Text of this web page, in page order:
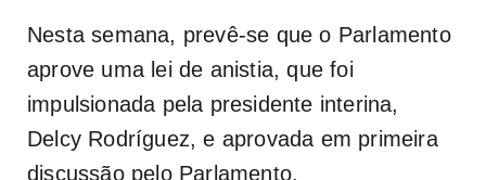
Nesta semana, prevê-se que o Parlamento
aprove uma lei de anistia, que foi
impulsionada pela presidente interina,
Delcy Rodríguez, e aprovada em primeira
discussão pelo Parlamento.